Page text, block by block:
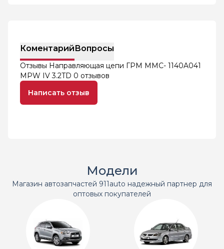
КоментарийВопросы
Отзывы Направляющая цепи ГРМ MMC- 1140A041
MPW IV 3.2TD 0 отзывов
Написать отзыв
Модели
Магазин автозапчастей 911auto надежный партнер для
оптовых покупателей